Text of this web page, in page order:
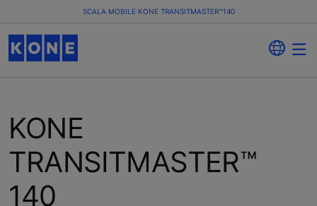
SCALA MOBILE KONE TRANSITMASTER™140
KONE
TRANSITMASTER™
140